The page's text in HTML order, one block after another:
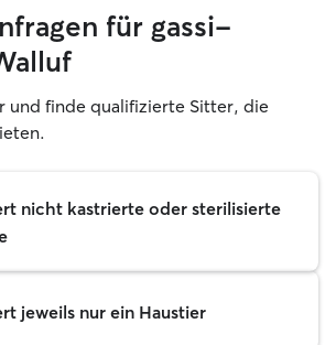
für gassi-
und finde qualifizierte Sitter, die
nicht kastrierte oder sterilisierte
jeweils nur ein Haustier